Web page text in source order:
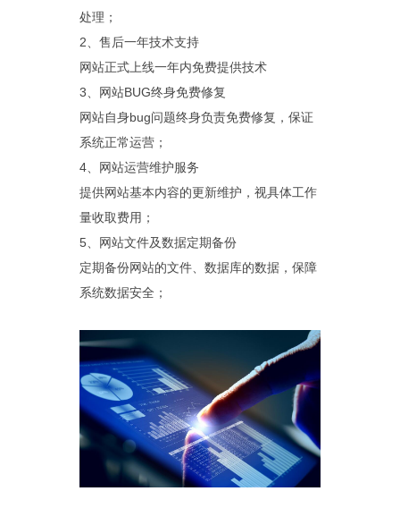
处理；
2、售后一年技术支持
网站正式上线一年内免费提供技术
3、网站BUG终身免费修复
网站自身bug问题终身负责免费修复，保证
系统正常运营；
4、网站运营维护服务
提供网站基本内容的更新维护，视具体工作
量收取费用；
5、网站文件及数据定期备份
定期备份网站的文件、数据库的数据，保障
系统数据安全；